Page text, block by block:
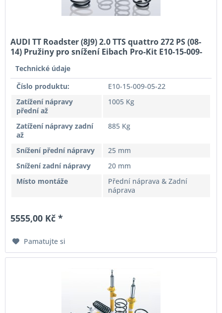
AUDI TT Roadster (8J9) 2.0 TTS quattro 272 PS (08-
14) Pružiny pro snížení Eibach Pro-Kit E10-15-009-
Technické údaje
Číslo produktu:
E10-15-009-05-22
Zatížení nápravy
přední až
1005 Kg
Zatížení nápravy zadní
až
885 Kg
Snížení přední nápravy
25 mm
Snížení zadní nápravy
20 mm
Místo montáže
Přední náprava & Zadní
náprava
5555,00 Kč *
Pamatujte si